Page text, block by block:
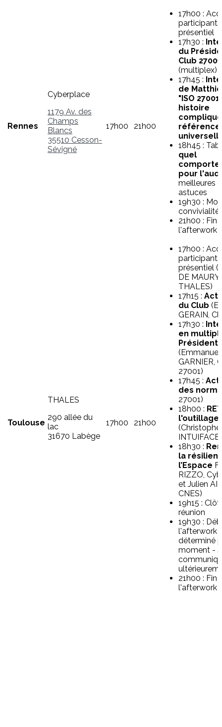
Rennes
Cyberplace
1179 Av. des
Champs
Blancs
35510 Cesson-
Sévigné
17h00 21h00
17h00 :
présentiel
17h30 :
du
Club 27001
(multiplex)
17h45 :
de
"ISO
histoire
référence
18h45 :
quel
pour
meilleures
astuces
19h30 :
convivialité
21h00 : Fin
l'afterwork
Toulouse
THALES
290 allée du
lac
31670 Labège
17h00 21h00
17h00 :
présentiel
DE MAURY,
THALES)
17h15 :
du Club
GERAIN,
17h30 :
en
Président
(Emmanuel
GARNIER,
27001)
17h45 :
des
27001)
18h00 :
l'outillage
INTUIFACE)
18h30 :
la
l’Espace
RIZZO,
et Julien
CNES)
19h15 :
réunion
19h30 :
l'afterwork
déterminé
moment -
21h00 : Fin
l'afterwork